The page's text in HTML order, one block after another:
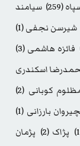
(259)
سیامند
شیرسن نجفی(1)
فائزه هاشمی (3)
اسکندری
کوبانی (2)
بارزانی (1)
پژاک (2)
پژمان